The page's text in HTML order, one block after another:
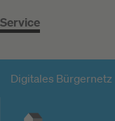
Service
Digitales Bürgernetz